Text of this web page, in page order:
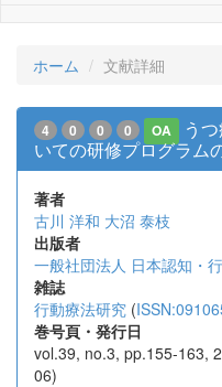
ホーム 文献詳細
4 0 0 0 OA
う
いての研修プログラム
著者
古川 洋和 大沼 泰枝
出版者
一般社団法人 日本認知・
雑誌
行動療法研究 (
巻号頁・発行日
vol.39, no.3, pp.155-163,
06)